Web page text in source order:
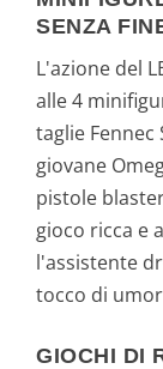
SENZA
L'azione del
alle 4
taglie
giovane
pistole
gioco ricca e
l'assistente
tocco di
GIOCHI DI